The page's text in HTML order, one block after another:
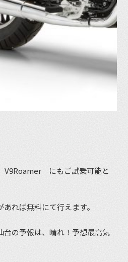
V9Roamer にもご試乗可能と
れば無料にて行えます。
台の予報は、晴れ！予想最高気